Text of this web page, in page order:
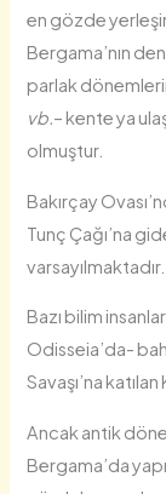
en gözde
Bergama’nın
parlak
vb.– kente ya
olmuştur.
Bakırçay
Tunç Çağı’na
varsayılmaktadır.
Bazı bilim
Odisseia’da-
Savaşı’na
Ancak antik
Bergama’da